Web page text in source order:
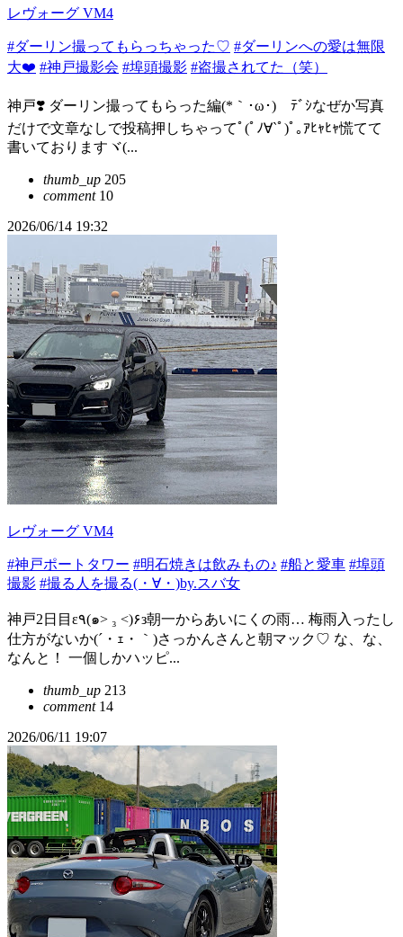
レヴォーグ VM4
#ダーリン撮ってもらっちゃった♡ #ダーリンへの愛は無限
大❤️ #神戸撮影会 #埠頭撮影 #盗撮されてた（笑）
神戸❣️ ダーリン撮ってもらった編(*｀･ω･)ゞﾃﾞｼなぜか写真
だけで文章なしで投稿押しちゃってﾟ(ﾟﾉ∀︎`ﾟ)ﾟ｡ｱﾋｬﾋｬ慌てて
書いておりますヾ(...
thumb_up 205
comment10
2026/06/14 19:32
レヴォーグ VM4
#神戸ポートタワー #明石焼きは飲みもの♪ #船と愛車 #埠頭
撮影 #撮る人を撮る(・∀・)by.スバ女
神戸2日目ε٩(๑> ₃ <)۶з朝一からあいにくの雨… 梅雨入ったし
仕方がないか(´・ｪ・｀)さっかんさんと朝マック♡ な、な、
なんと！ 一個しかハッピ...
thumb_up 213
comment14
2026/06/11 19:07